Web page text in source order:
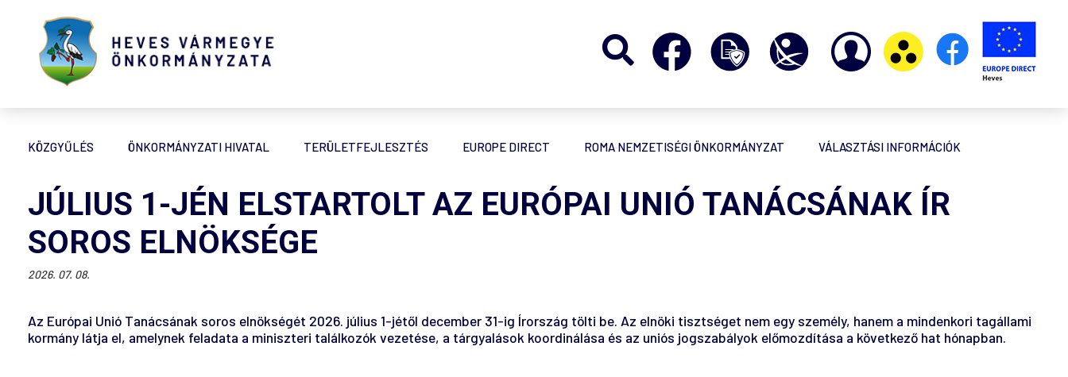
KÖZGYŰLÉS ÖNKORMÁNYZATI HIVATAL TERÜLETFEJLESZTÉS EUROPE DIRECT ROMA NEMZETISÉGI ÖNKORMÁNYZAT VÁLASZTÁSI INFORMÁCIÓK
JÚLIUS 1-JÉN ELSTARTOLT AZ EURÓPAI UNIÓ TANÁCSÁNAK ÍR
SOROS ELNÖKSÉGE
2026. 07. 08.
Az Európai Unió Tanácsának soros elnökségét 2026. július 1-jétől december 31-ig Írország tölti be. Az elnöki tisztséget nem egy személy, hanem a mindenkori tagállami
kormány látja el, amelynek feladata a miniszteri találkozók vezetése, a tárgyalások koordinálása és az uniós jogszabályok előmozdítása a következő hat hónapban.